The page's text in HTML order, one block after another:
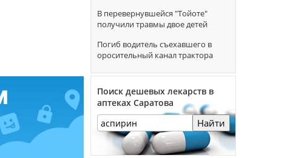
В перевернувшейся "Тойоте"
получили травмы двое детей
Погиб водитель съехавшего в
оросительный канал трактора
Поиск дешевых лекарств в
аптеках Саратова
Найти